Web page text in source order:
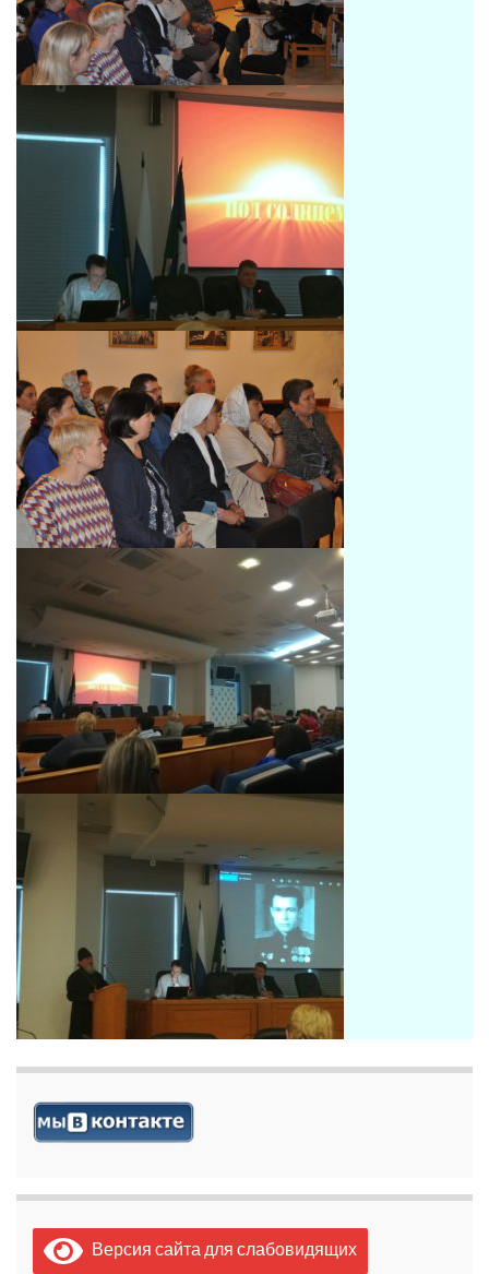
Версия сайта для слабовидящих